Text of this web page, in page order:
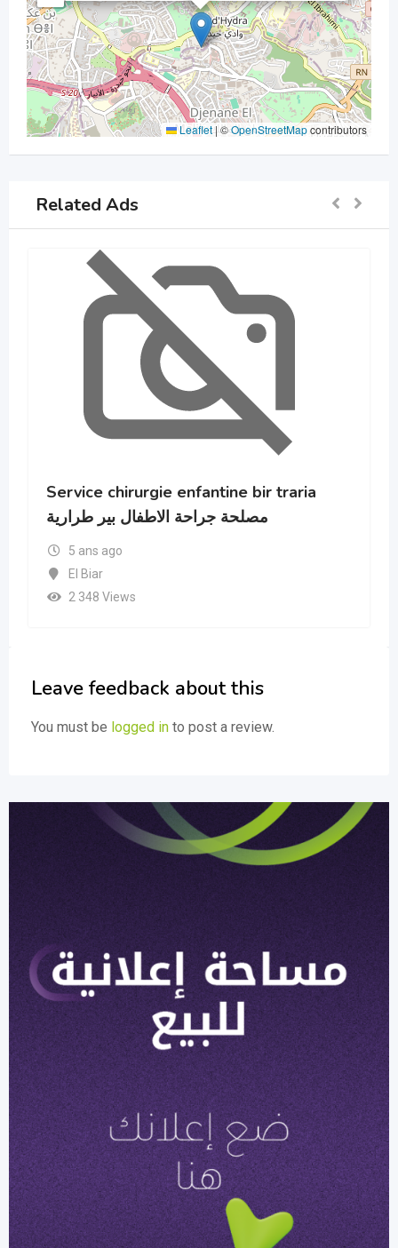
Leaflet|©OpenStreetMapcontributors
Related Ads
Service chirurgie enfantine bir traria
مصلحة جراحة الاطفال بير طرارية
5 ans ago
El Biar
2 348 Views
Leave feedback about this
You must be logged in to post a review.